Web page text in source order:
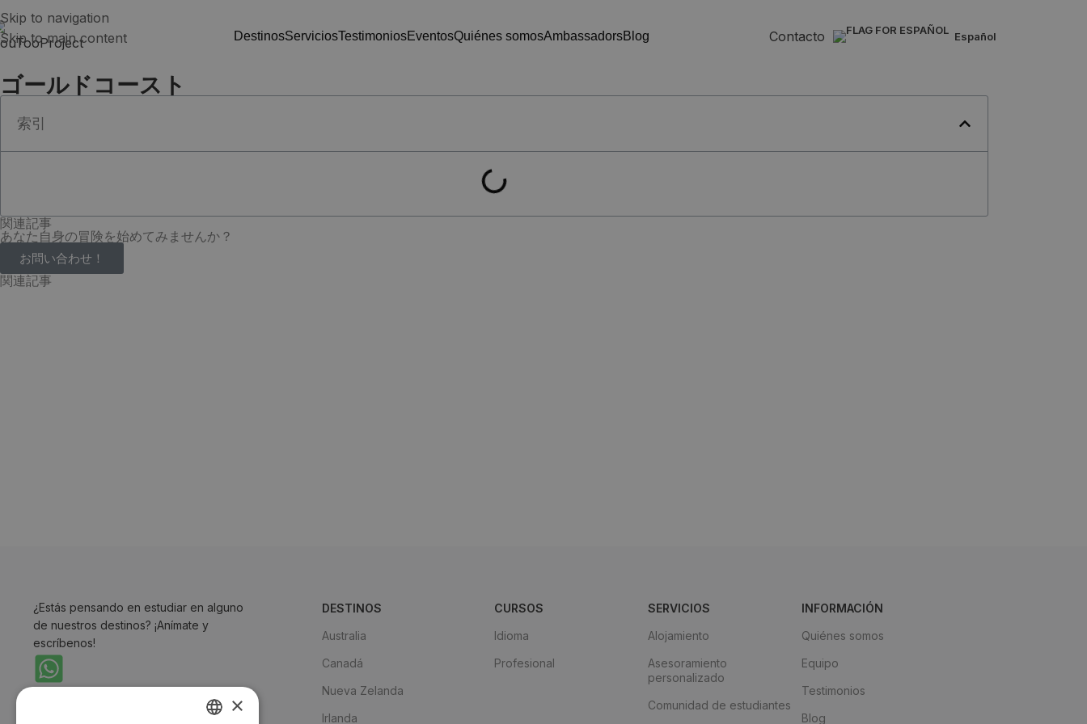
Skip to navigation
Skip to main content
destinos servicios testimonios eventos quiénes somos ambassadors blog Contacto español
ゴールドコースト
索引
関連記事
あなた自身の冒険を始めてみませんか？
お問い合わせ！
関連記事
¿Estás pensando en estudiar en alguno
de nuestros destinos? ¡Anímate y
escríbenos!
Envíanos un WhatsApp
DESTINOS
Australia
Canadá
Nueva Zelanda
Irlanda
CURSOS
Idioma
Profesional
SERVICIOS
Alojamiento
Asesoramiento
personalizado
Comunidad de estudiantes
INFORMACIÓN
Quiénes somos
Equipo
Testimonios
Blog
×